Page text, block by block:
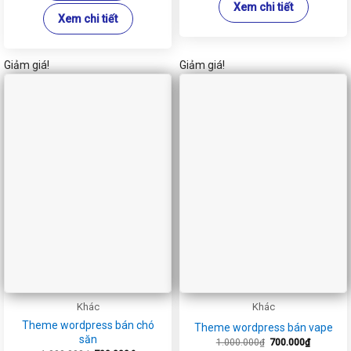
Xem chi tiết
Xem chi tiết
Giảm giá!
Khác
Theme wordpress bán chó
săn
Giảm giá!
Khác
Theme wordpress bán vape
1.000.000₫ Giá
700.000₫Giá